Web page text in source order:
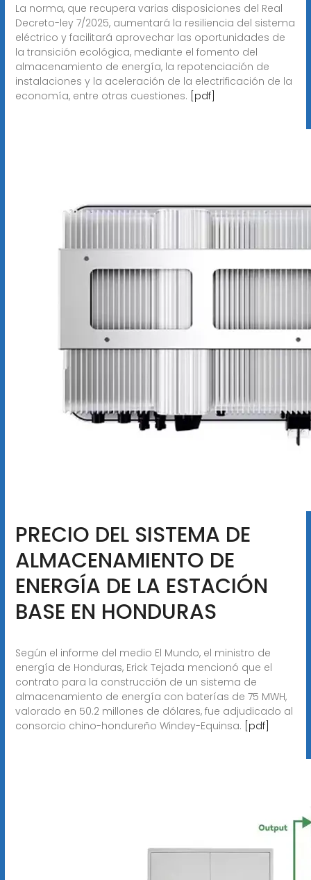
La norma, que recupera varias disposiciones del Real
Decreto-ley 7/2025, aumentará la resiliencia del sistema
eléctrico y facilitará aprovechar las oportunidades de
la transición ecológica, mediante el fomento del
almacenamiento de energía, la repotenciación de
instalaciones y la aceleración de la electrificación de la
economía, entre otras cuestiones. [pdf]
PRECIO DEL SISTEMA DE
ALMACENAMIENTO DE
ENERGÍA DE LA ESTACIÓN
BASE EN HONDURAS
Según el informe del medio El Mundo, el ministro de
energía de Honduras, Erick Tejada mencionó que el
contrato para la construcción de un sistema de
almacenamiento de energía con baterías de 75 MWH,
valorado en 50.2 millones de dólares, fue adjudicado al
consorcio chino-hondureño Windey-Equinsa. [pdf]